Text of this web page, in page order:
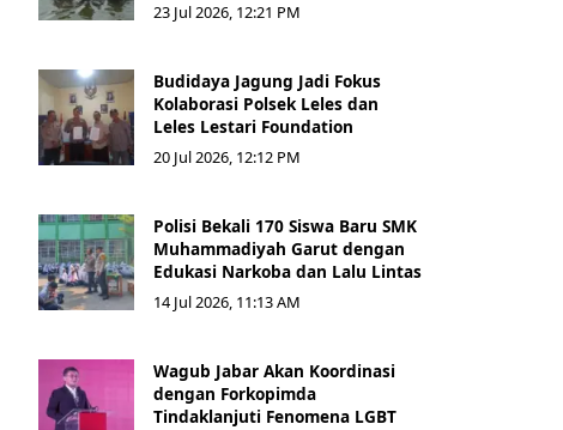
23 Jul 2026, 12:21 PM
Budidaya Jagung Jadi Fokus
Kolaborasi Polsek Leles dan
Leles Lestari Foundation
20 Jul 2026, 12:12 PM
Polisi Bekali 170 Siswa Baru SMK
Muhammadiyah Garut dengan
Edukasi Narkoba dan Lalu Lintas
14 Jul 2026, 11:13 AM
Wagub Jabar Akan Koordinasi
dengan Forkopimda
Tindaklanjuti Fenomena LGBT